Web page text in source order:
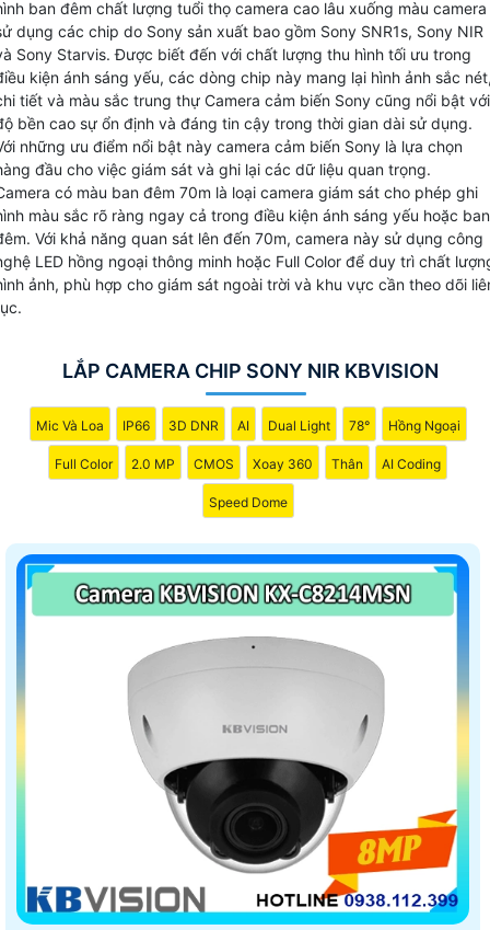
vời cho hệ thống camera quan sát, giúp bạn yên tâm
chất lượng hình ảnh.
ban đêm chất lượng tuổi thọ camera cao lâu xuống màu camera
dụng các chip do Sony sản xuất bao gồm Sony SNR1s, Sony NIR
Sony Starvis. Được biết đến với chất lượng thu hình tối ưu trong
kiện ánh sáng yếu, các dòng chip này mang lại hình ảnh sắc
tiết và màu sắc trung thự Camera cảm biến Sony cũng nổi bật với
bền cao sự ổn định và đáng tin cậy trong thời gian dài sử dụng.
những ưu điểm nổi bật này camera cảm biến Sony là lựa chọn
đầu cho việc giám sát và ghi lại các dữ liệu quan trọng.
có màu ban đêm 70m là loại camera giám sát cho phép ghi
màu sắc rõ ràng ngay cả trong điều kiện ánh sáng yếu hoặc ban
Với khả năng quan sát lên đến 70m, camera này sử dụng công
LED hồng ngoại thông minh hoặc Full Color để duy trì chất
ảnh, phù hợp cho giám sát ngoài trời và khu vực cần theo dõi
LẮP CAMERA CHIP SONY NIR KBVISION
Mic Và Loa IP66 3D DNR AI Dual Light 78° Hồng Ngoại
Full Color 2.0 MP CMOS Xoay 360 Thân AI Coding
Speed Dome